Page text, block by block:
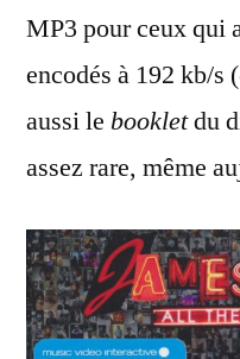
MP3 pour ceux qui
encodés à 192 kb/s
aussi le bookletdu
assez rare, même